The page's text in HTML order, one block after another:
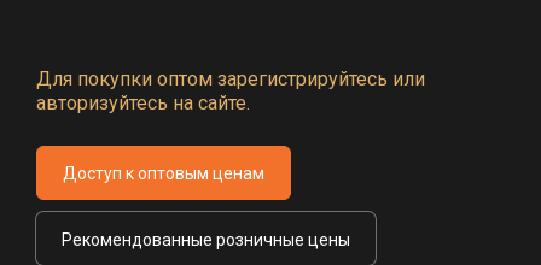
Для покупки оптом зарегистрируйтесь или
авторизуйтесь на сайте.
Доступ к оптовым ценам
Рекомендованные розничные цены